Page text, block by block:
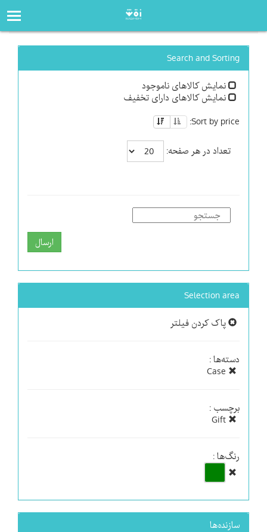
Search and Sorting
نمایش کالاهای ناموجود
نمایش کالاهای دارای تخفیف
Sort by price:
تعداد در هر صفحه:
ارسال
Selection area
پاک کردن فیلتر
دسته‌ها :
برچسب :
رنگ‌ها :
سازنده‌ها